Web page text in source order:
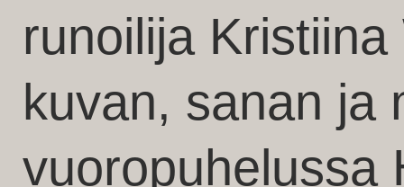
runoilija
kuvan, sanan ja
vuoropuhelussa